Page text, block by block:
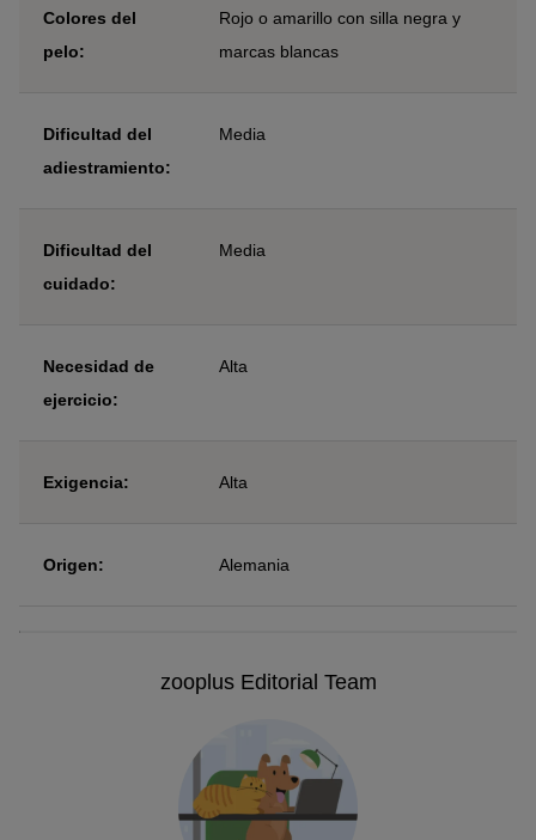
Colores del
pelo:
Rojo o amarillo con silla negra y
marcas blancas
Dificultad del
adiestramiento:
Media
Dificultad del
cuidado:
Media
Necesidad de
ejercicio:
Alta
Exigencia: Alta
Origen: Alemania
zooplus Editorial Team